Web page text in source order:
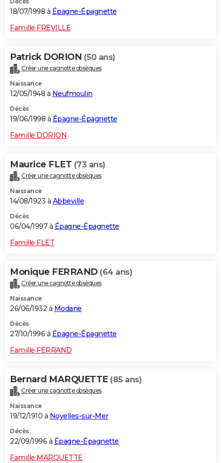
18/07/1998 à Épagne-Épagnette
Famille FREVILLE
Patrick DORION (50 ans)
Créer une cagnotte obsèques
Naissance
12/05/1948 à Neufmoulin
Décès
19/06/1998 à Épagne-Épagnette
Famille DORION
Maurice FLET (73 ans)
Créer une cagnotte obsèques
Naissance
14/08/1923 à Abbeville
Décès
06/04/1997 à Épagne-Épagnette
Famille FLET
Monique FERRAND (64 ans)
Créer une cagnotte obsèques
Naissance
26/06/1932 à Modane
Décès
27/10/1996 à Épagne-Épagnette
Famille FERRAND
Bernard MARQUETTE (85 ans)
Créer une cagnotte obsèques
Naissance
19/12/1910 à Noyelles-sur-Mer
Décès
22/09/1996 à Épagne-Épagnette
Famille MARQUETTE